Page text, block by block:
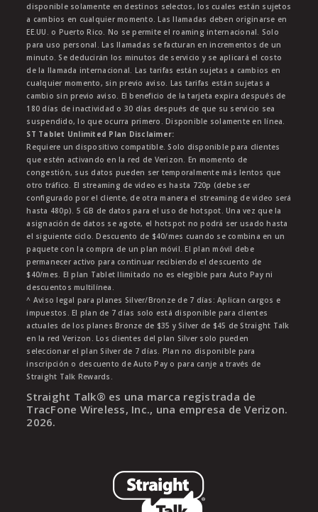
disponible solamente en destinos selectos, los cuales están sujetos
a cambios en cualquier momento. Las llamadas deben originarse en
EE.UU. o Puerto Rico. No se permite el roaming internacional. Solo
para uso personal. Las llamadas se facturan en incrementos de un
minuto. Se deducirán los minutos de servicio y se aplicará el costo
de la llamada internacional. Las tarifas están sujetas a cambios en
cualquier momento, sin previo aviso. Las tarifas están sujetas a
cambio sin previo aviso. El beneficio de la tarjeta expira después de
180 días de inactividad o 30 días después de que su servicio sea
suspendido, lo que ocurra primero. Disponible solamente en línea.
ST Tablet Unlimited Plan Disclaimer:
Requiere un dispositivo compatible. Solo disponible para clientes
que estén activando en la red de Verizon. En momento de
congestión, sus datos pueden ser temporalmente más lentos que
otro tráfico. El streaming de video es hasta 720p (debe ser
configurado por el cliente, de otra manera el streaming de video será
hasta 480p). 5 GB de datos para el uso de hotspot. Una vez que la
asignación de datos se agote, el hotspot no podrá ser usado hasta
el siguiente ciclo. Descuento de $40/mes cuando se combina en un
paquete con la compra de un plan móvil. El plan móvil debe
permanecer activo para continuar recibiendo el descuento de
$40/mes. El plan Tablet Ilimitado no es elegible para Auto Pay ni
descuentos multilínea.
^ Aviso legal para planes Silver/Bronze de 7 días: Aplican cargos e
impuestos. El plan de 7 días solo está disponible para clientes
actuales de los planes Bronze de $35 y Silver de $45 de Straight Talk
en la red Verizon. Los clientes del plan Silver solo pueden
seleccionar el plan Silver de 7 días. Plan no disponible para
inscripción o descuento de Auto Pay o para canje a través de
Straight Talk Rewards.
Straight Talk® es una marca registrada de
TracFone Wireless, Inc., una empresa de Verizon.
2026.